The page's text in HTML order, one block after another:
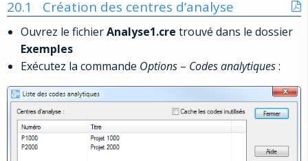
20.1 Création des centres d’analyse
Ouvrez le fichierAnalyse1.cre trouvé dans le dossier
Exemples
Exécutez la commande Options – Codes analytiques: